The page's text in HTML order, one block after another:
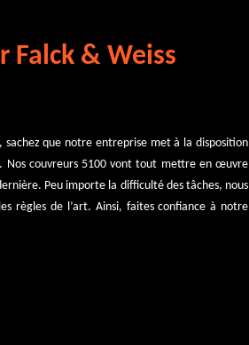
Falck & Weiss
que notre entreprise met à la disposition
Nos couvreurs 5100 vont tout mettre en œuvre
Peu importe la difficulté des tâches, nous
règles de l’art. Ainsi, faites confiance à notre